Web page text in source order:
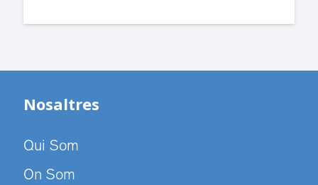
Nosaltres
Qui Som
On Som